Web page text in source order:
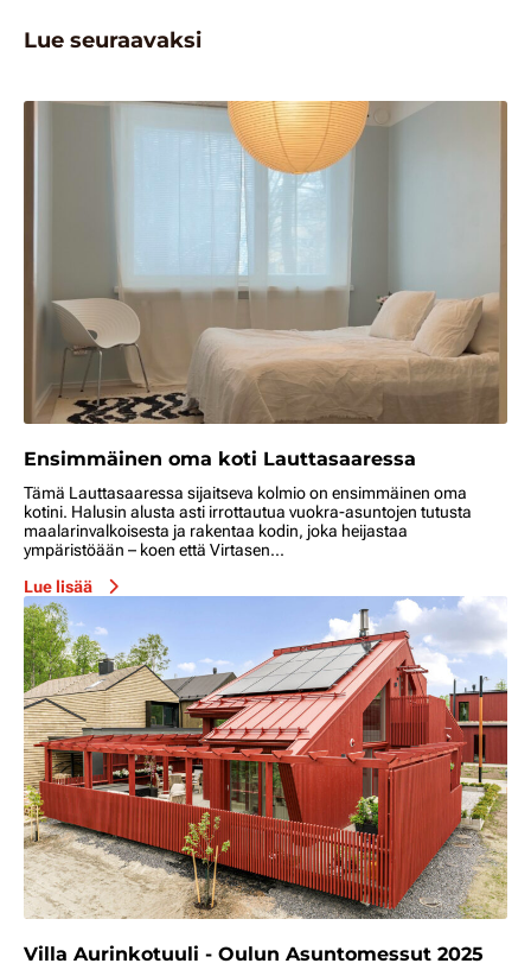
Lue seuraavaksi
Ensimmäinen oma koti Lauttasaaressa
Tämä Lauttasaaressa sijaitseva kolmio on ensimmäinen oma
kotini. Halusin alusta asti irrottautua vuokra-asuntojen tutusta
maalarinvalkoisesta ja rakentaa kodin, joka heijastaa
ympäristöään – koen että Virtasen...
Lue lisää
Villa Aurinkotuuli - Oulun Asuntomessut 2025